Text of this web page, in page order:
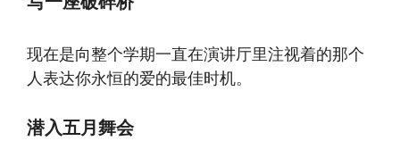
现在是向整个学期一直在演讲厅里注视着的那个
人表达你永恒的爱的最佳时机。
潜入五月舞会